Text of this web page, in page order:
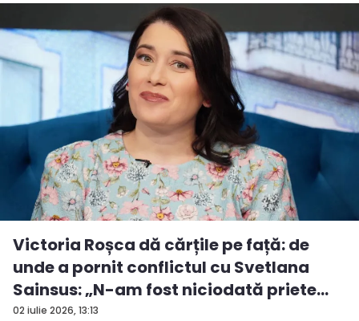
02 iulie 2026, 13:13
Victoria Roșca dă cărțile pe față: de
unde a pornit conflictul cu Svetlana
Sainsus: „N-am fost niciodată priete...